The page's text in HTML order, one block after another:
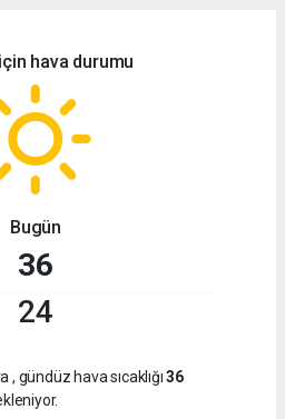
hava durumu
Bugün
36
24
, gündüz hava sıcaklığı36